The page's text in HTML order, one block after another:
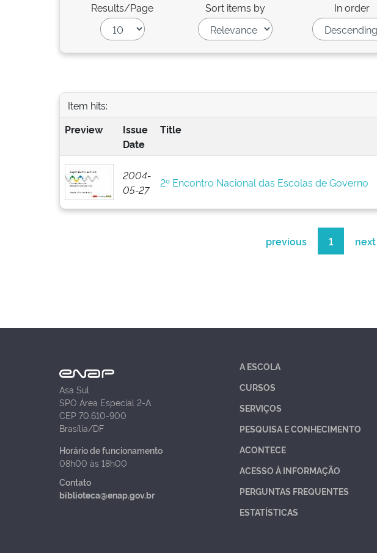
Results/Page Sort items by In order
Item hits:
Preview
Issue
Date
Title
2004-
05-27
2º Encontro Nacional das Escolas de Governo
previous 1 next
Asa Sul
SPO Área Especial 2-A
CEP 70.610-900
Brasília/DF
Horário de funcionamento
08h00 às 18h00
Contato
biblioteca@enap.gov.br
A ESCOLA
CURSOS
SERVIÇOS
PESQUISA E CONHECIMENTO
ACONTECE
ACESSO À INFORMAÇÃO
PERGUNTAS FREQUENTES
ESTATÍSTICAS